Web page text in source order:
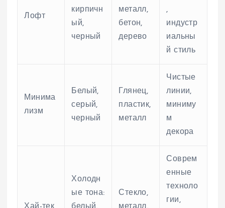
Лофт
кирпичн
ый,
черный
металл,
бетон,
дерево
,
индустр
иальны
й стиль
Минима
лизм
Белый,
серый,
черный
Глянец,
пластик,
металл
Чистые
линии,
миниму
м
декора
Холодн
ые тона:
Стекло,
Соврем
енные
техноло
гии,